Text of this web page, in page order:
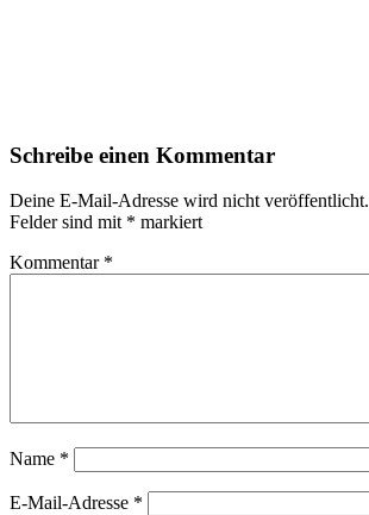
Schreibe einen Kommentar
Deine E-Mail-Adresse wird nicht veröffentlicht.
Felder sind mit * markiert
Kommentar *
Name *
E-Mail-Adresse *